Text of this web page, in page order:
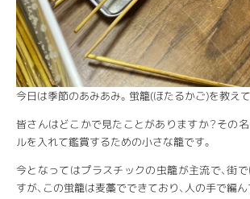
今日は季節のあみあみ。蛍籠(ほたるかご)を教え
皆さんはどこかで見たことがありますか？その
ルを入れて鑑賞するための小さな籠です。
今となってはプラスチックの虫籠が主流で、街
すが、この蛍籠は麦藁でできており、人の手で編ん